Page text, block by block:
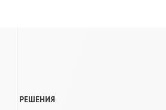
Безопасное вождение